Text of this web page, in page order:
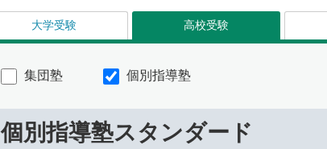
大学受験 高校受験
集団塾 個別指導塾
個別指導塾スタンダード